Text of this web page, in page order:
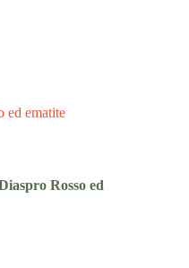
ed ematite
Rosso ed